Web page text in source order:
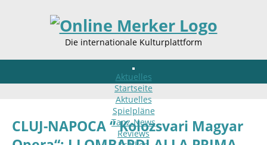
Die internationale Kulturplattform
Aktuelles
Startseite
Aktuelles
Spielpläne
Tanz-News
Reviews
CLUJ-NAPOCA “ Kolozsvari Magyar